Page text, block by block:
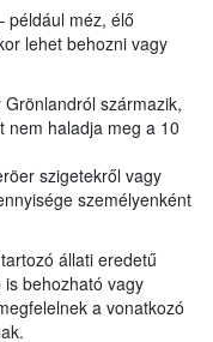
például méz, élő
lehet behozni vagy
származik,
nem haladja meg a 10
szigetekről vagy
személyenként
állati eredetű
behozható vagy
a vonatkozó